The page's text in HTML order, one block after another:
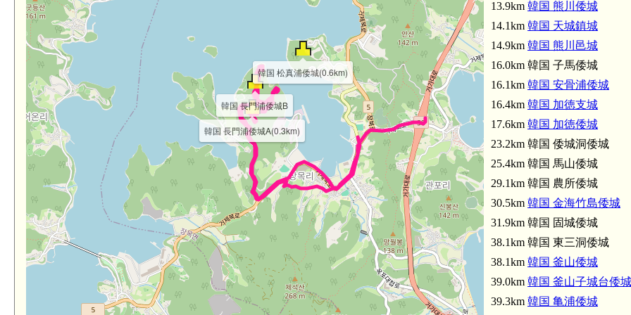
韓国 長門浦倭城B
韓国 長門浦倭城A(0.3km)
韓国 松真浦倭城(0.6km)
13.9km 韓国 熊川倭城
14.1km 韓国 天城鎮城
14.9km 韓国 熊川邑城
16.0km 韓国 子馬倭城
16.1km 韓国 安骨浦倭城
16.4km 韓国 加徳支城
17.6km 韓国 加徳倭城
23.2km 韓国 倭城洞倭城
25.4km 韓国 馬山倭城
29.1km 韓国 農所倭城
30.5km 韓国 金海竹島倭城
31.9km 韓国 固城倭城
38.1km 韓国 東三洞倭城
38.1km 韓国 釜山倭城
39.0km 韓国 釜山子城台倭城
39.3km 韓国 亀浦倭城